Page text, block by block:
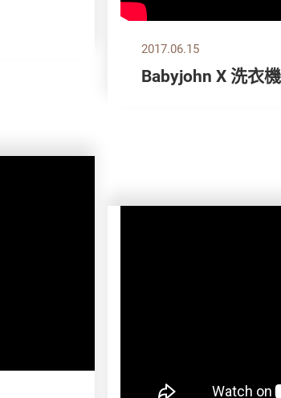
2017.06.15
Babyjohn X 洗衣機